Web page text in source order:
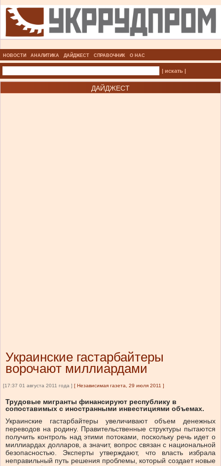
НОВОСТИ АНАЛИТИКА ДАЙДЖЕСТ СПРАВОЧНИК О НАС
| искать |
ДАЙДЖЕСТ
Украинские гастарбайтеры
ворочают миллиардами
[17:37 01 августа 2011 года ] [ Независимая газета, 29 июля 2011 ]
Трудовые мигранты финансируют республику в
сопоставимых с иностранными инвестициями объемах.
Украинские гастарбайтеры увеличивают объем денежных
переводов на родину. Правительственные структуры пытаются
получить контроль над этими потоками, поскольку речь идет о
миллиардах долларов, а значит, вопрос связан с национальной
безопасностью. Эксперты утверждают, что власть избрала
неправильный путь решения проблемы, который создает новые